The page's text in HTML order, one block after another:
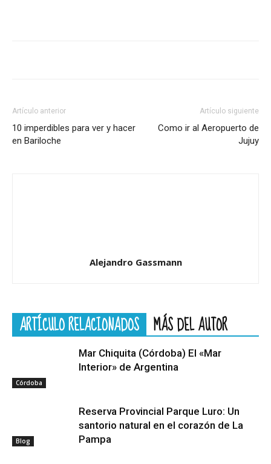
Artículo anterior
10 imperdibles para ver y hacer
en Bariloche
Artículo siguiente
Como ir al Aeropuerto de
Jujuy
Alejandro Gassmann
ARTÍCULO RELACIONADOS MÁS DEL AUTOR
Córdoba
Mar Chiquita (Córdoba) El «Mar
Interior» de Argentina
Blog
Reserva Provincial Parque Luro: Un
santorio natural en el corazón de La
Pampa